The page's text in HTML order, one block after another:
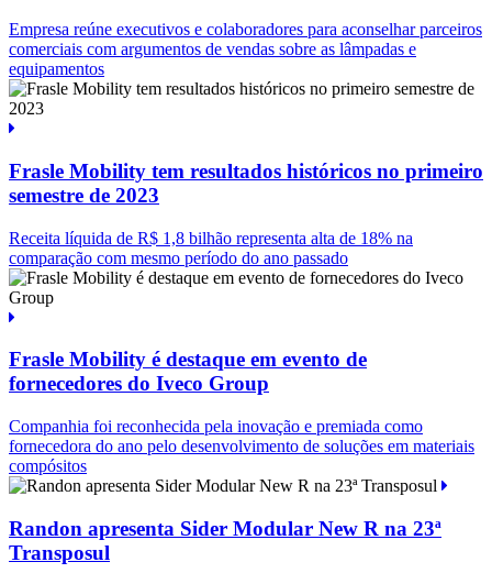
Empresa reúne executivos e colaboradores para aconselhar parceiros
comerciais com argumentos de vendas sobre as lâmpadas e
equipamentos
Frasle Mobility tem resultados históricos no primeiro
semestre de 2023
Receita líquida de R$ 1,8 bilhão representa alta de 18% na
comparação com mesmo período do ano passado
Frasle Mobility é destaque em evento de
fornecedores do Iveco Group
Companhia foi reconhecida pela inovação e premiada como
fornecedora do ano pelo desenvolvimento de soluções em materiais
compósitos
Randon apresenta Sider Modular New R na 23ª
Transposul